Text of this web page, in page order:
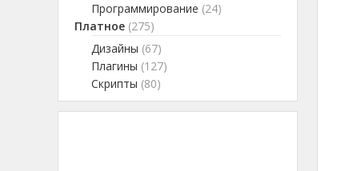
Программирование (24)
Платное (275)
Дизайны (67)
Плагины (127)
Скрипты (80)